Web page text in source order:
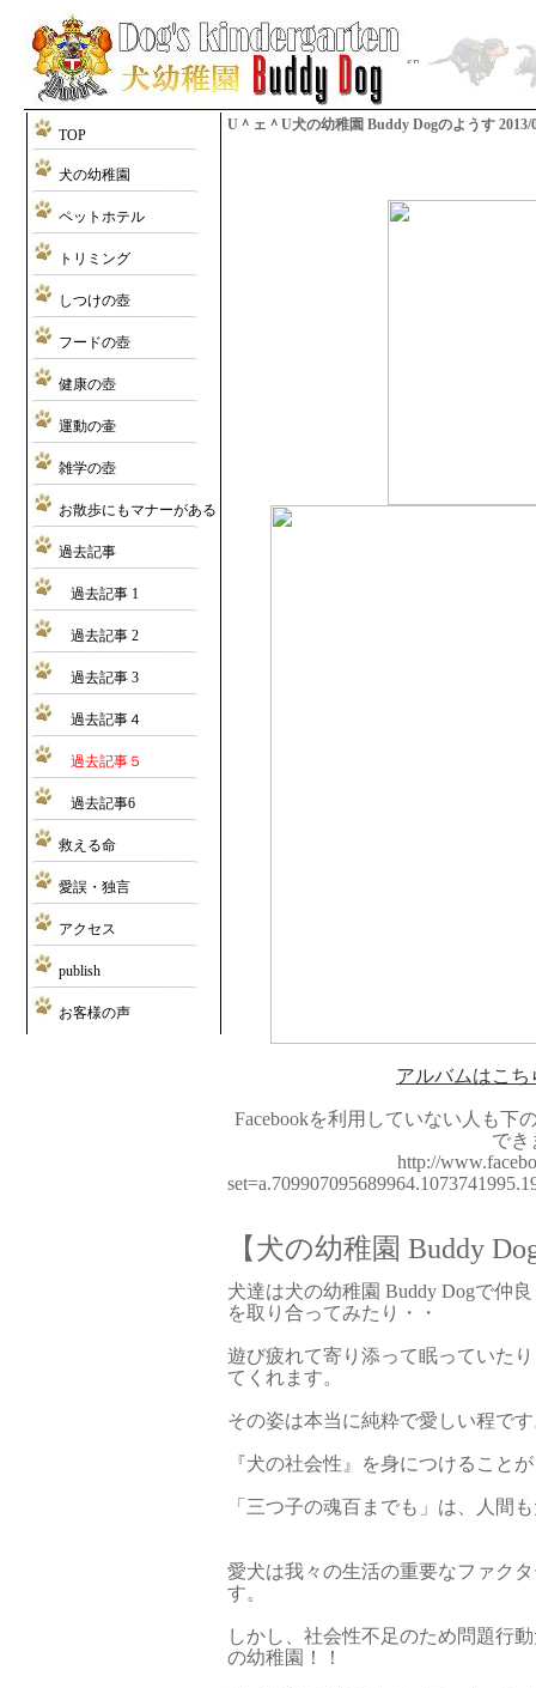
TOP
犬の幼稚園
ペットホテル
トリミング
しつけの壺
フードの壺
健康の壺
運動の壷
雑学の壺
お散歩にもマナーがある
過去記事
過去記事 1
過去記事 2
過去記事 3
過去記事４
過去記事５
過去記事6
救える命
愛誤・独言
アクセス
publish
お客様の声
U＾ェ＾U犬の幼稚園 Buddy Dogのようす 2013/
アルバムはこ
Facebookを利用していない人も下
でき
http://
【犬の幼稚園 Buddy
犬達は犬の幼稚園 Buddy Dogで仲
を取り合ってみたり・・
遊び疲れて寄り添って眠っていた
てくれます。
その姿は本当に純粋で愛しい程で
『犬の社会性』を身につけること
「三つ子の魂百までも」は、人間
愛犬は我々の生活の重要なファク
す。
しかし、社会性不足のため問題行
の幼稚園！！